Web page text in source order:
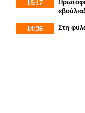
15:17
14:36 Στη